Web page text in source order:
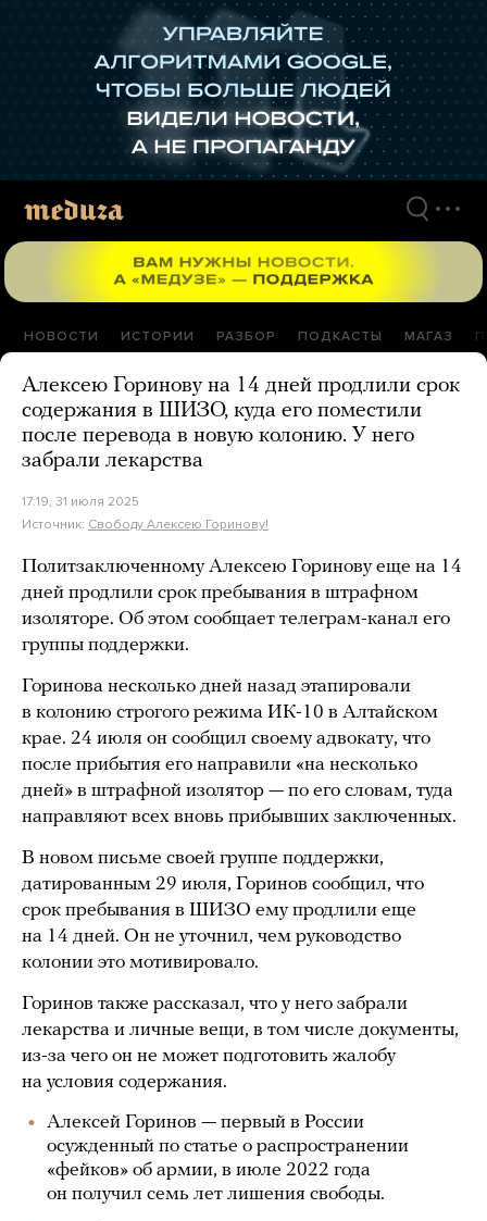
НОВОСТИ ИСТОРИИ РАЗБОР ПОДКАСТЫ МАГАЗ
Алексею Горинову на 14 дней продлили срок
содержания в ШИЗО, куда его поместили
после перевода в новую колонию. У него
забрали лекарства
17:19, 31 июля 2025
Источник: Свободу Алексею Горинову!
Политзаключенному Алексею Горинову еще на 14
дней продлили срок пребывания в штрафном
изоляторе. Об этом сообщает телеграм-канал его
группы поддержки.
Горинова несколько дней назад этапировали
в колонию строгого режима ИК-10 в Алтайском
крае. 24 июля он сообщил своему адвокату, что
после прибытия его направили «на несколько
дней» в штрафной изолятор — по его словам, туда
направляют всех вновь прибывших заключенных.
В новом письме своей группе поддержки,
датированным 29 июля, Горинов сообщил, что
срок пребывания в ШИЗО ему продлили еще
на 14 дней. Он не уточнил, чем руководство
колонии это мотивировало.
Горинов также рассказал, что у него забрали
лекарства и личные вещи, в том числе документы,
из-за чего он не может подготовить жалобу
на условия содержания.
Алексей Горинов — первый в России
осужденный по статье о распространении
«фейков» об армии, в июле 2022 года
он получил семь лет лишения свободы.